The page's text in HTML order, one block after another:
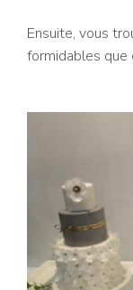
Ensuite, vous
formidables que